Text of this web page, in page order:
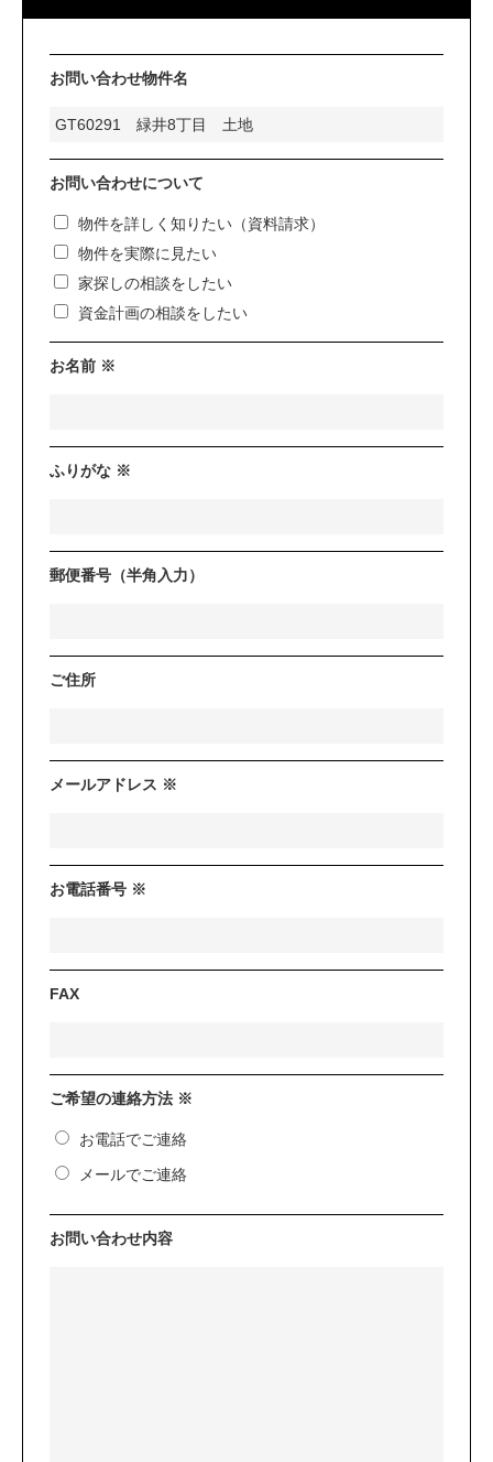
お問い合わせ物件名
お問い合わせについて
物件を詳しく知りたい（資料請求）
物件を実際に見たい
家探しの相談をしたい
資金計画の相談をしたい
お名前 ※
ふりがな ※
郵便番号（半角入力）
ご住所
メールアドレス ※
お電話番号 ※
FAX
ご希望の連絡方法 ※
お電話でご連絡
メールでご連絡
お問い合わせ内容